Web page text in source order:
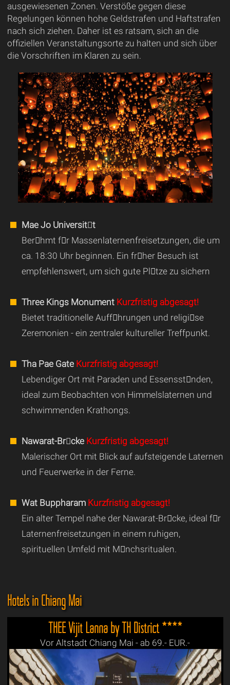
ausgewiesenen Zonen. Verstöße gegen diese
Regelungen können hohe Geldstrafen und Haftstrafen
nach sich ziehen. Daher ist es ratsam, sich an die
offiziellen Veranstaltungsorte zu halten und sich über
die Vorschriften im Klaren zu sein.
Mae Jo Universitt
Berhmt fr Massenlaternenfreisetzungen, die um
ca. 18:30 Uhr beginnen. Ein frher Besuch ist
empfehlenswert, um sich gute Pltze zu sichern
Three Kings Monument Kurzfristig abgesagt!
Bietet traditionelle Auffhrungen und religise
Zeremonien - ein zentraler kultureller Treffpunkt.
Tha Pae Gate Kurzfristig abgesagt!
Lebendiger Ort mit Paraden und Essensstnden,
ideal zum Beobachten von Himmelslaternen und
schwimmenden Krathongs.
Nawarat-Brcke Kurzfristig abgesagt!
Malerischer Ort mit Blick auf aufsteigende Laternen
und Feuerwerke in der Ferne.
Wat Buppharam Kurzfristig abgesagt!
Ein alter Tempel nahe der Nawarat-Brcke, ideal fr
Laternenfreisetzungen in einem ruhigen,
spirituellen Umfeld mit Mnchsritualen.
Hotels in Chiang Mai
THEE Vijit Lanna by TH District ****
Vor Altstadt Chiang Mai - ab 69.- EUR.-